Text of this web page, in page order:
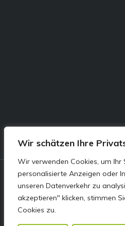
Wir schätzen Ihre
Wir verwenden Cookies, um Ihr
personalisierte Anzeigen oder
unseren Datenverkehr zu
akzeptieren" klicken, stimmen
Cookies zu.
© E&S Motors GmbH,
Linzer Straße 83 4240
Freistadt